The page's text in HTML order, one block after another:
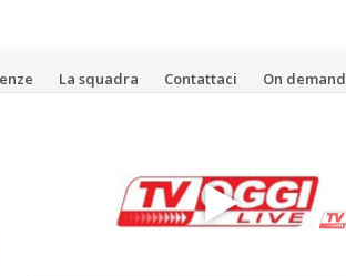
La squadra Contattaci On demand